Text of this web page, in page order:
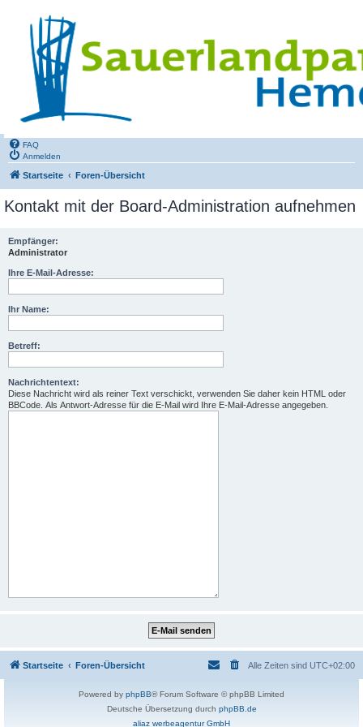
FAQ
Anmelden
Startseite Foren-Übersicht
Kontakt mit der Board-Administration aufnehmen
Empfänger:
Administrator
Ihre E-Mail-Adresse:
Ihr Name:
Betreff:
Nachrichtentext:
Diese Nachricht wird als reiner Text verschickt, verwenden Sie daher kein HTML oder
BBCode. Als Antwort-Adresse für die E-Mail wird Ihre E-Mail-Adresse angegeben.
Startseite Foren-Übersicht Alle Zeiten sind UTC+02:00
Powered by phpBB® Forum Software © phpBB Limited
Deutsche Übersetzung durch phpBB.de
aliaz werbeagentur GmbH